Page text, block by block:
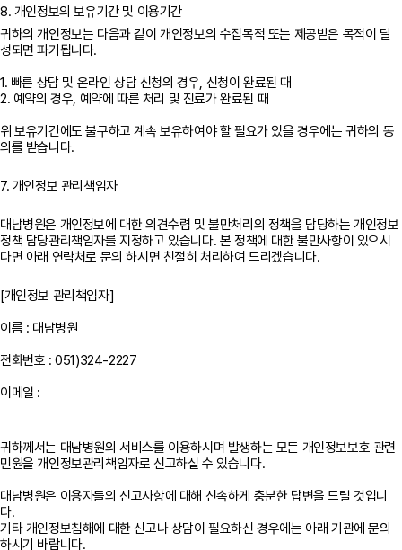
8. 개인정보의 보유기간 및 이용기간
귀하의 개인정보는 다음과 같이 개인정보의 수집목적 또는 제공받은 목적이 달
성되면 파기됩니다.
1. 빠른 상담 및 온라인 상담 신청의 경우, 신청이 완료된 때
2. 예약의 경우, 예약에 따른 처리 및 진료가 완료된 때
위 보유기간에도 불구하고 계속 보유하여야 할 필요가 있을 경우에는 귀하의 동
7. 개인정보 관리책임자
대남병원은 개인정보에 대한 의견수렴 및 불만처리의 정책을 담당하는 개인정보
정책 담당관리책임자를 지정하고 있습니다. 본 정책에 대한 불만사항이 있으시
다면 아래 연락처로 문의 하시면 친절히 처리하여 드리겠습니다.
[개인정보 관리책임자]
이름 : 대남병원
전화번호 : 051)324-2227
이메일 :
귀하께서는 대남병원의 서비스를 이용하시며 발생하는 모든 개인정보보호 관련
민원을 개인정보관리책임자로 신고하실 수 있습니다.
대남병원은 이용자들의 신고사항에 대해 신속하게 충분한 답변을 드릴 것입니
다.
기타 개인정보침해에 대한 신고나 상담이 필요하신 경우에는 아래 기관에 문의
하시기 바랍니다.